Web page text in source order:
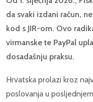
da svaki izdani račun,
kod s JIR-om. Ovo
virmanske te PayPal
dosadašnju praksu.
Hrvatska prolazi kroz
poslovanja u